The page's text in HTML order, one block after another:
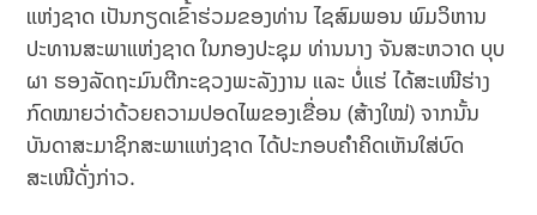
ແຫ່ງຊາດ ເປັນກຽດເຂົ້າຮ່ວມຂອງທ່ານ ໄຊສົມພອນ ພົມວິຫານ
ປະທານສະພາແຫ່ງຊາດ ໃນກອງປະຊຸມ ທ່ານນາງ ຈັນສະຫວາດ ບຸບ
ຜາ ຮອງລັດຖະມົນຕີກະຊວງພະລັງງານ ແລະ ບໍ່ແຮ່ ໄດ້ສະເໜີຮ່າງ
ກົດໝາຍວ່າດ້ວຍຄວາມປອດໄພຂອງເຂື່ອນ (ສ້າງໃໝ່) ຈາກນັ້ນ
ບັນດາສະມາຊິກສະພາແຫ່ງຊາດ ໄດ້ປະກອບຄຳຄິດເຫັນໃສ່ບົດ
ສະເໜີດັ່ງກ່າວ.